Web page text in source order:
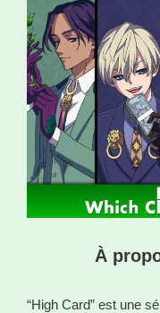
À
“High Card” est une